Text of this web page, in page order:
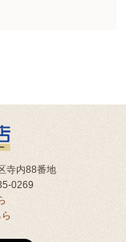
寺内88番地
0269